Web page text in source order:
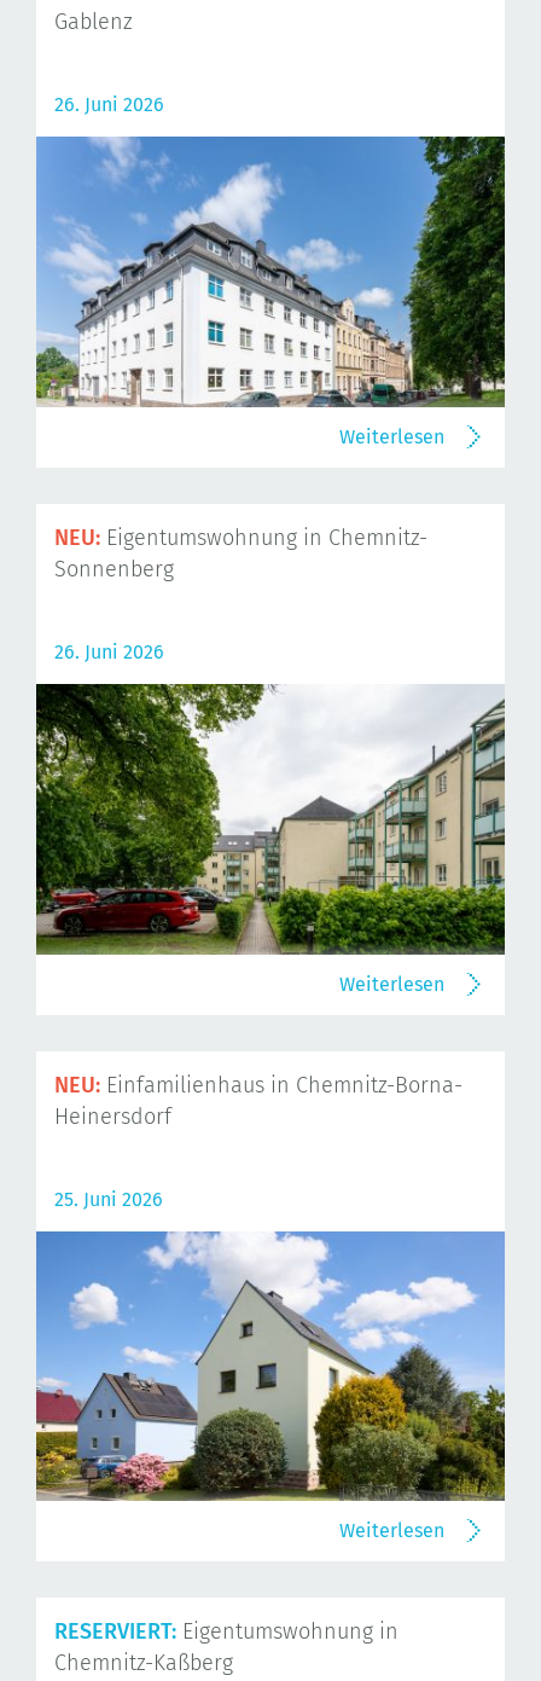
Gablenz
26. Juni 2026
Weiterlesen
NEU: Eigentumswohnung in Chemnitz-
Sonnenberg
26. Juni 2026
Weiterlesen
NEU: Einfamilienhaus in Chemnitz-Borna-
Heinersdorf
25. Juni 2026
Weiterlesen
RESERVIERT: Eigentumswohnung in
Chemnitz-Kaßberg